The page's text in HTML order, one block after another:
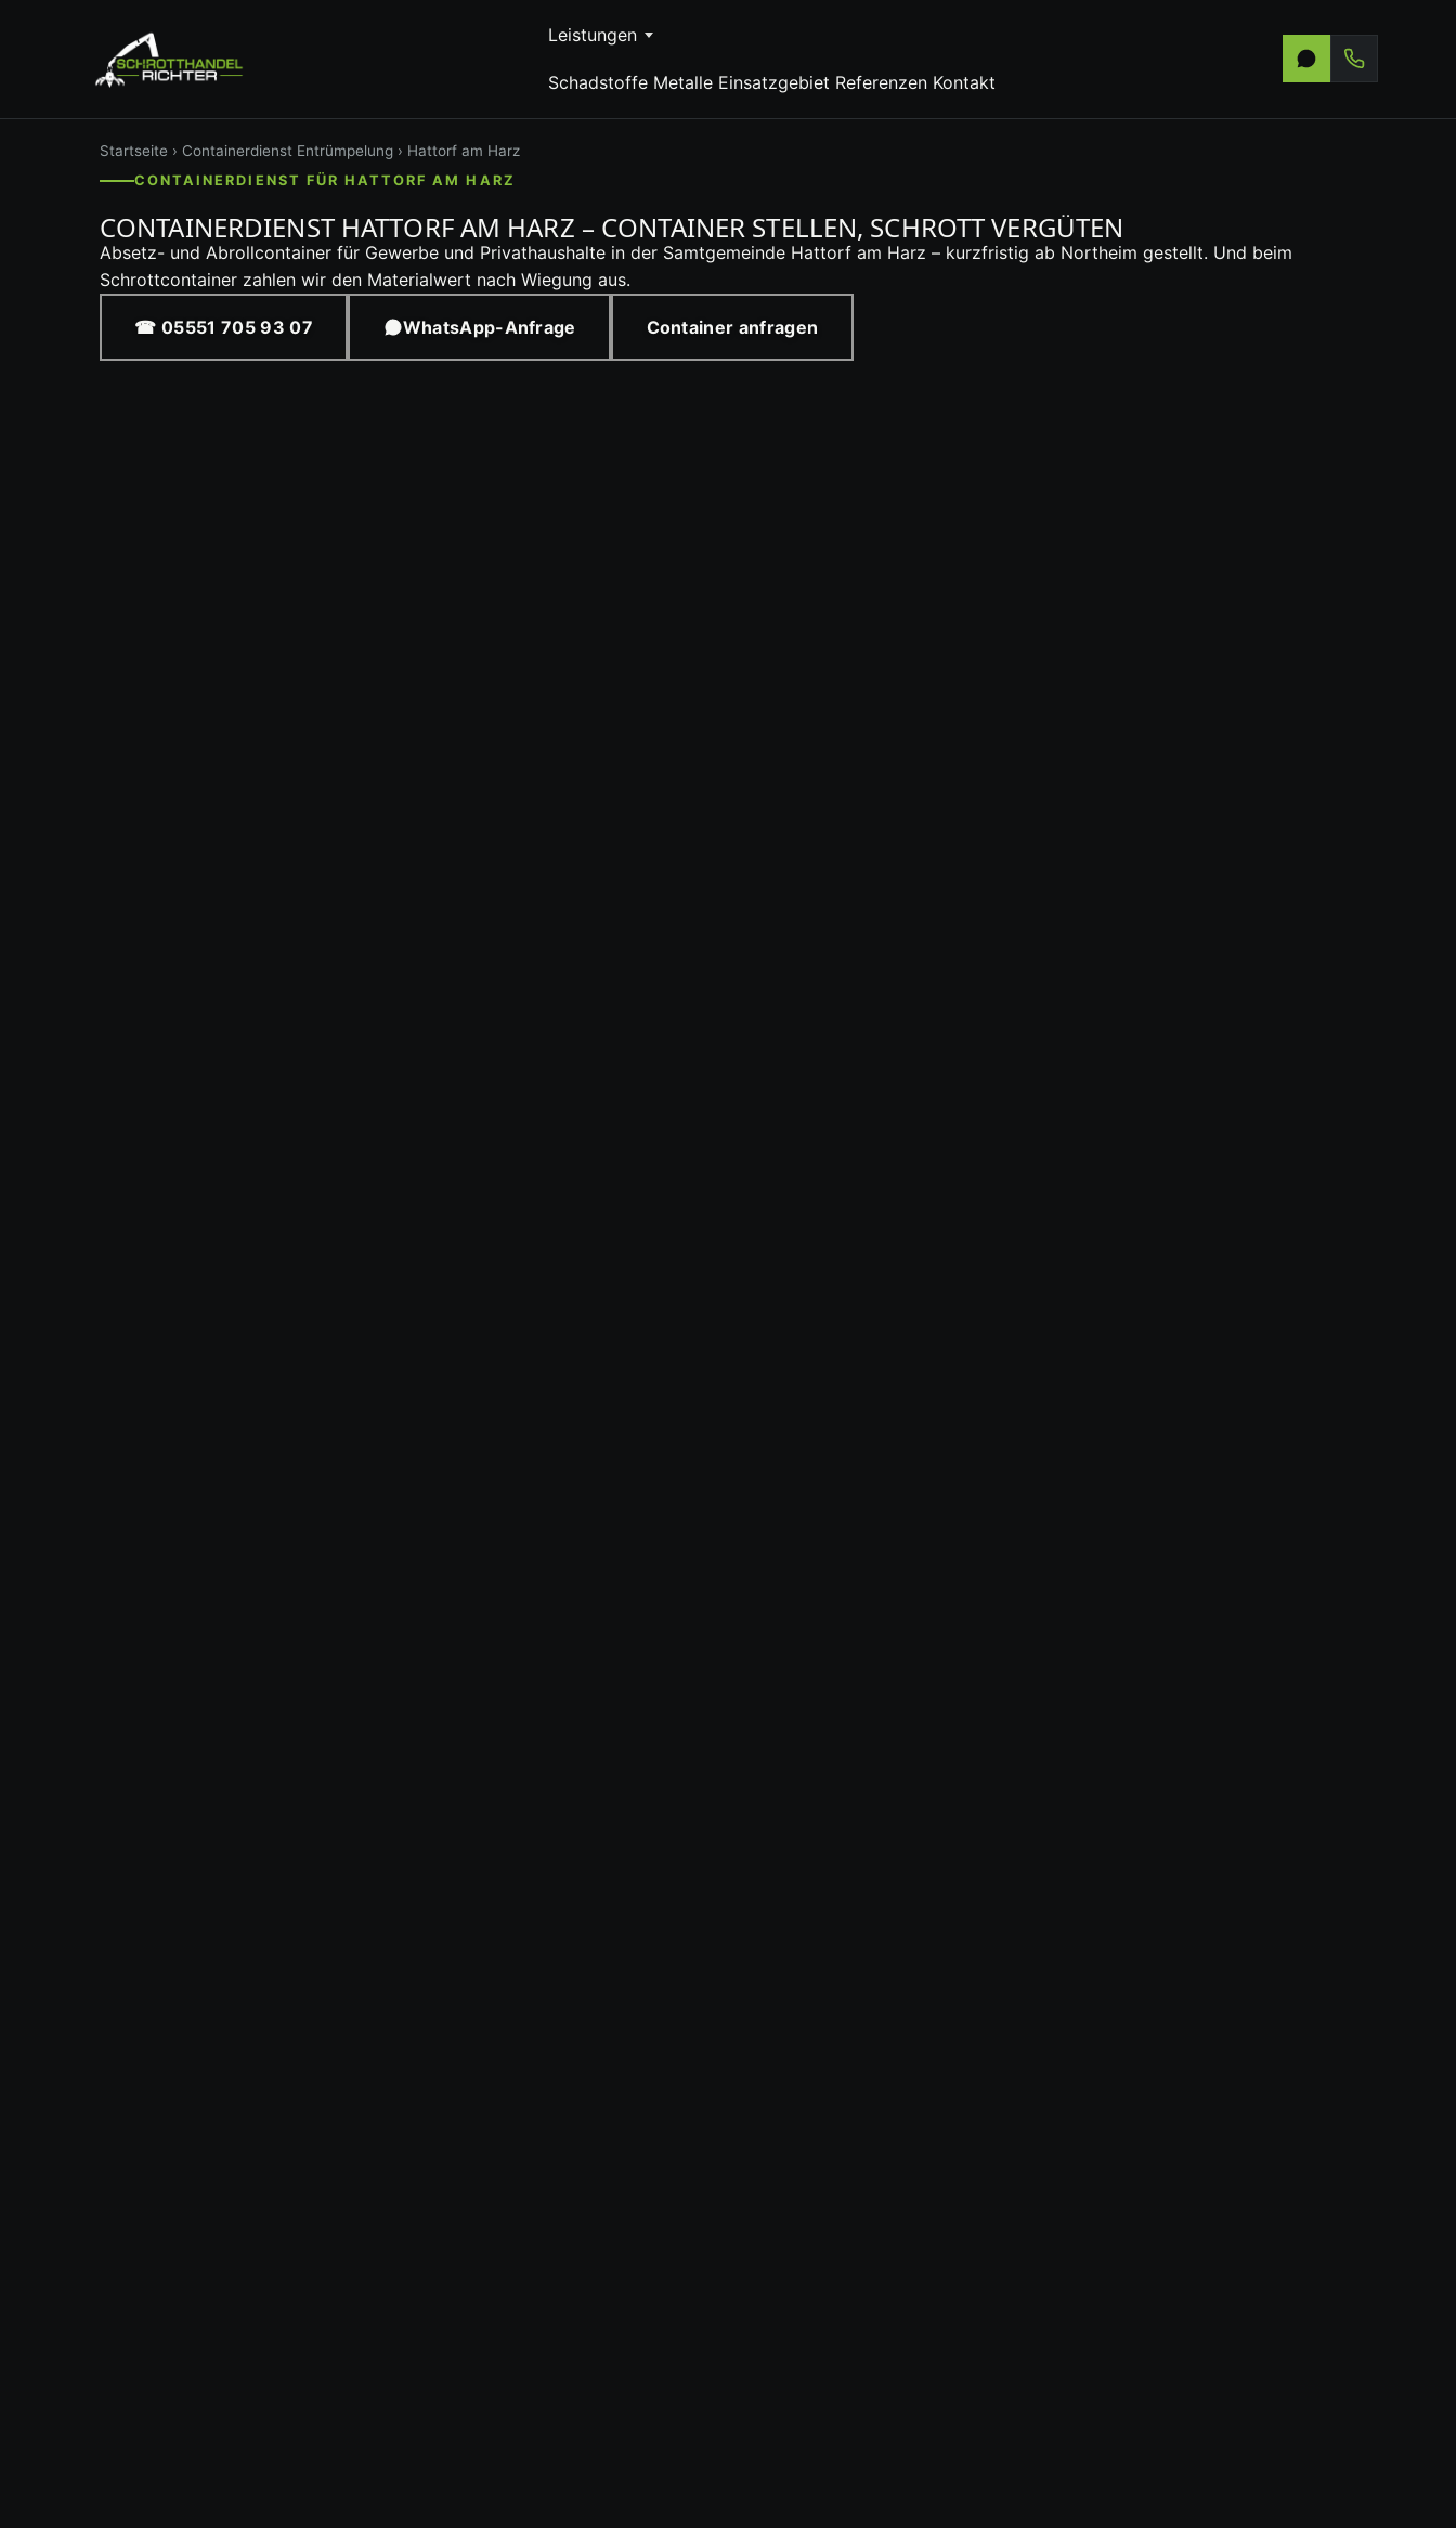
Leistungen
Schadstoffe Metalle Einsatzgebiet Referenzen Kontakt
Startseite › Containerdienst Entrümpelung › Hattorf am Harz
CONTAINERDIENST FÜR HATTORF AM HARZ
CONTAINERDIENST HATTORF AM HARZ – CONTAINER STELLEN, SCHROTT VERGÜTEN
Absetz- und Abrollcontainer für Gewerbe und Privathaushalte in der Samtgemeinde Hattorf am Harz – kurzfristig ab Northeim gestellt. Und beim
Schrottcontainer zahlen wir den Materialwert nach Wiegung aus.
☎ 05551 705 93 07 WhatsApp-Anfrage Container anfragen